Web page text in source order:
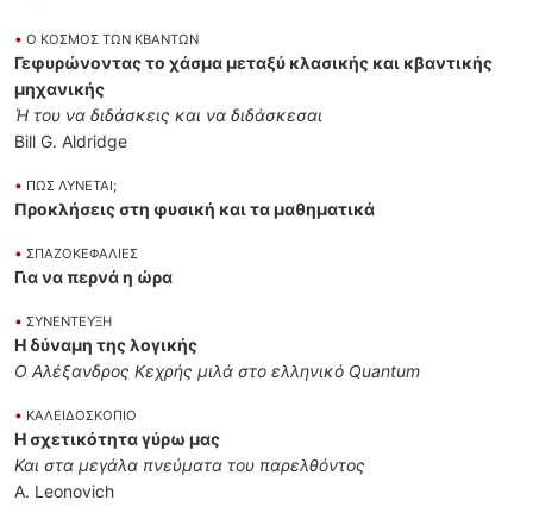
• Ο ΚΟΣΜΟΣ ΤΩΝ ΚΒΑΝΤΩΝ
Γεφυρώνοντας το χάσμα μεταξύ κλασικής και κβαντικής
μηχανικής
Ή του να διδάσκεις και να διδάσκεσαι
Bill G. Aldridge
• ΠΩΣ ΛΥΝΕΤΑΙ;
Προκλήσεις στη φυσική και τα μαθηματικά
• ΣΠΑΖΟΚΕΦΑΛΙΕΣ
Για να περνά η ώρα
• ΣΥΝΕΝΤΕΥΞΗ
Η δύναμη της λογικής
Ο Αλέξανδρος Κεχρής μιλά στο ελληνικό Quantum
• ΚΑΛΕΙΔΟΣΚΟΠΙΟ
Η σχετικότητα γύρω μας
Και στα μεγάλα πνεύματα του παρελθόντος
A. Leonovich